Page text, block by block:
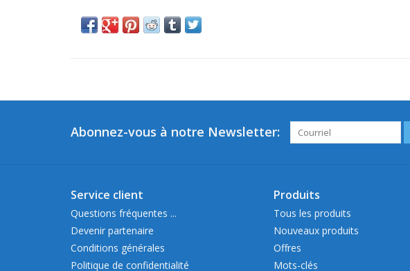
Abonnez-vous à notre Newsletter:
Service client
Questions fréquentes ...
Devenir partenaire
Conditions générales
Politique de confidentialité
Produits
Tous les produits
Nouveaux produits
Offres
Mots-clés